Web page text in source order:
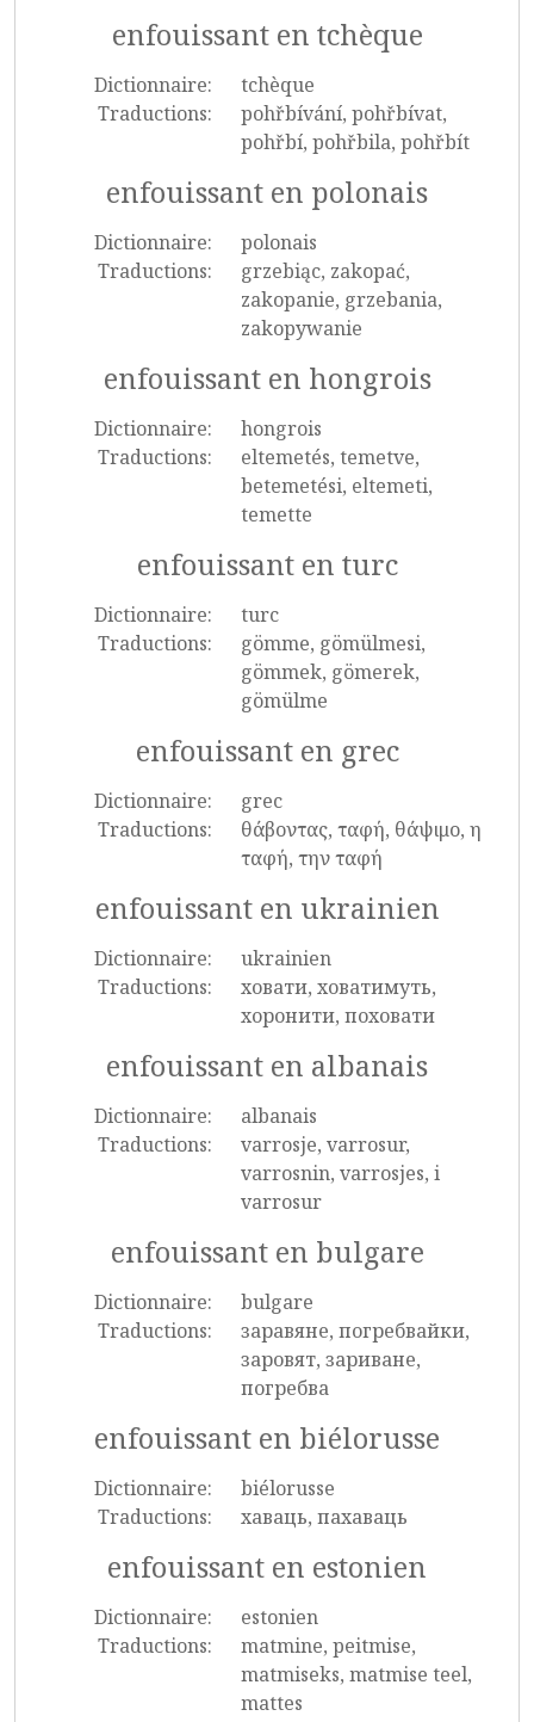
enfouissant en tchèque
Dictionnaire:
tchèque
Traductions:
pohřbívání, pohřbívat,
pohřbí, pohřbila, pohřbít
enfouissant en polonais
Dictionnaire:
polonais
Traductions:
grzebiąc, zakopać,
zakopanie, grzebania,
zakopywanie
enfouissant en hongrois
Dictionnaire:
hongrois
Traductions:
eltemetés, temetve,
betemetési, eltemeti,
temette
enfouissant en turc
Dictionnaire:
turc
Traductions:
gömme, gömülmesi,
gömmek, gömerek,
gömülme
enfouissant en grec
Dictionnaire:
grec
Traductions:
θάβοντας, ταφή, θάψιμο, η
ταφή, την ταφή
enfouissant en ukrainien
Dictionnaire:
ukrainien
Traductions:
ховати, ховатимуть,
хоронити, поховати
enfouissant en albanais
Dictionnaire:
albanais
Traductions:
varrosje, varrosur,
varrosnin, varrosjes, i
varrosur
enfouissant en bulgare
Dictionnaire:
bulgare
Traductions:
заравяне, погребвайки,
заровят, зариване,
погребва
enfouissant en biélorusse
Dictionnaire:
biélorusse
Traductions:
хаваць, пахаваць
enfouissant en estonien
Dictionnaire:
estonien
Traductions:
matmine, peitmise,
matmiseks, matmise teel,
mattes